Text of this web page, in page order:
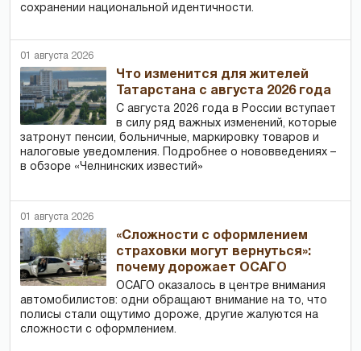
сохранении национальной идентичности.
01 августа 2026
Что изменится для жителей
Татарстана с августа 2026 года
С августа 2026 года в России вступает
в силу ряд важных изменений, которые
затронут пенсии, больничные, маркировку товаров и
налоговые уведомления. Подробнее о нововведениях –
в обзоре «Челнинских известий»
01 августа 2026
«Сложности с оформлением
страховки могут вернуться»:
почему дорожает ОСАГО
ОСАГО оказалось в центре внимания
автомобилистов: одни обращают внимание на то, что
полисы стали ощутимо дороже, другие жалуются на
сложности с оформлением.